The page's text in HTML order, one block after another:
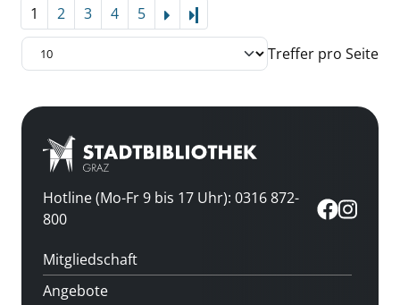
1 2 3 4 5
Treffer pro Seite
Hotline (Mo-Fr 9 bis 17 Uhr): 0316 872-
800
Mitgliedschaft
Angebote